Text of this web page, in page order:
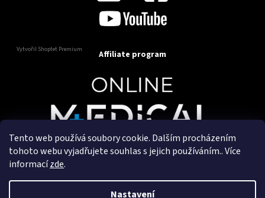
Tento web používá soubory cookie. Dalším procházením
tohoto webu vyjadřujete souhlas s jejich používáním.. Více
informacízde.
Nastavení
Vytvořil Shoptet Premium Affiliate program
Copyright 2025OnlineMedical.cz. Všechna práva
Vytvořil a marketingově zajišťuje